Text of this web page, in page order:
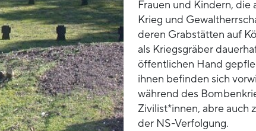
Frauen und Kindern, die
Krieg und
deren Grabstätten auf
als Kriegsgräber
öffentlichen Hand
ihnen befinden sich
während des
Zivilist*innen, abre auch
der NS-Verfolgung.